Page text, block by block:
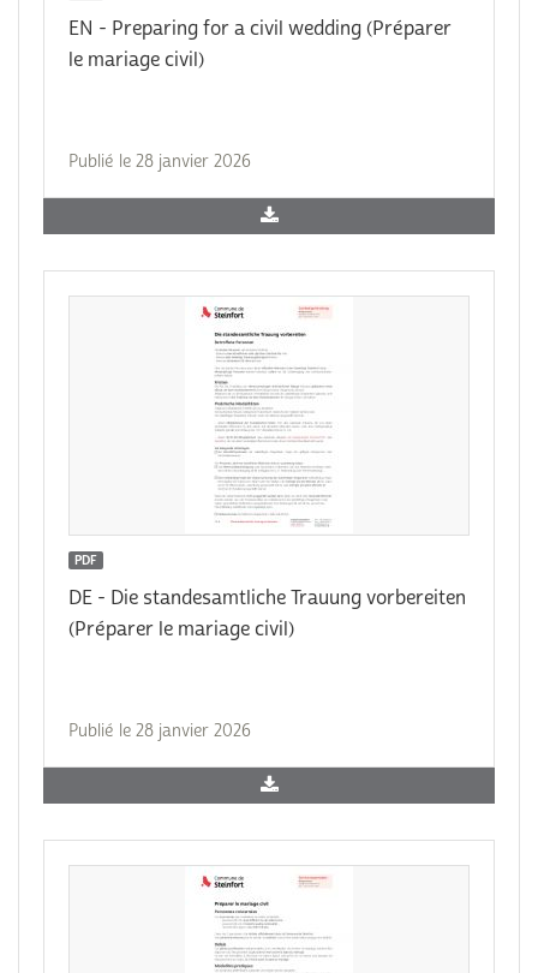
EN - Preparing for a civil wedding (Préparer
le mariage civil)
Publié le 28 janvier 2026
PDF
DE - Die standesamtliche Trauung vorbereiten
(Préparer le mariage civil)
Publié le 28 janvier 2026